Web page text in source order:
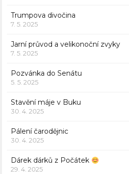
Trumpova divočina
7. 5. 2025
Jarní průvod a velikonoční zvyky
7. 5. 2025
Pozvánka do Senátu
5. 5. 2025
Stavění máje v Buku
30. 4. 2025
Pálení čarodějnic
30. 4. 2025
Dárek dárků z Počátek
29. 4. 2025